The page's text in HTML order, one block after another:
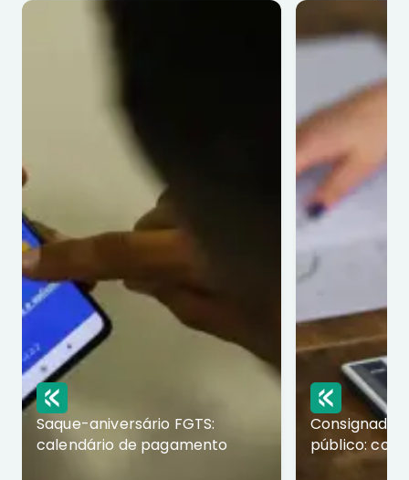
Saque-aniversário FGTS:
calendário de pagamento
Consignado
público: